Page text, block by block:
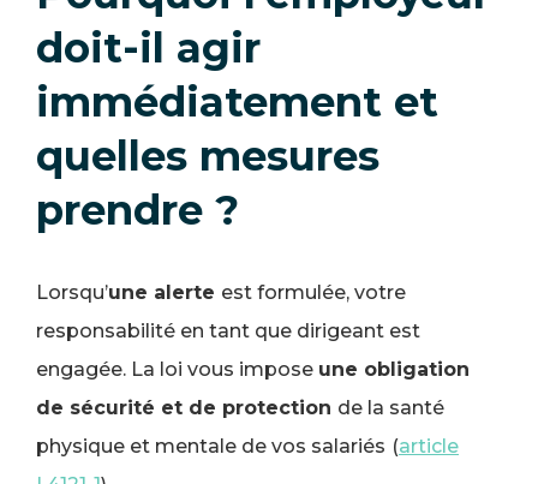
doit-il agir
immédiatement et
quelles mesures
prendre ?
Lorsqu’une alerte est formulée, votre
responsabilité en tant que dirigeant est
engagée. La loi vous impose une obligation
de sécurité et de protection de la santé
physique et mentale de vos salariés (article